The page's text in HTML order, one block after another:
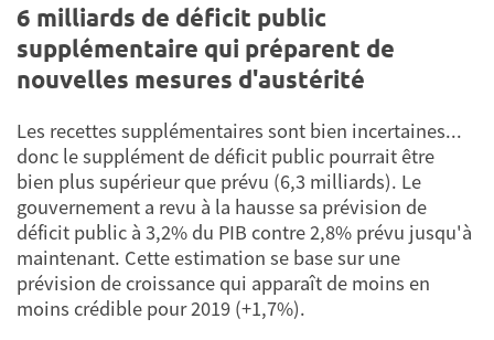
6 milliards de déficit public
supplémentaire qui préparent de
nouvelles mesures d'austérité
Les recettes supplémentaires sont bien incertaines...
donc le supplément de déficit public pourrait être
bien plus supérieur que prévu (6,3 milliards). Le
gouvernement a revu à la hausse sa prévision de
déficit public à 3,2% du PIB contre 2,8% prévu jusqu'à
maintenant. Cette estimation se base sur une
prévision de croissance qui apparaît de moins en
moins crédible pour 2019 (+1,7%).